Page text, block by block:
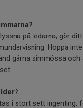
på ledarna, gör
Hoppa
gärna simmössa och
i stort sett ingenting,